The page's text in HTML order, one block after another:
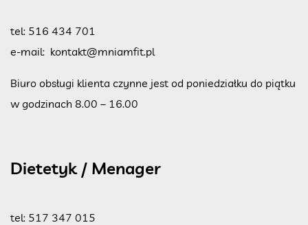
tel: 516 434 701
e-mail: kontakt@mniamfit.pl
Biuro obsługi klienta czynne jest od poniedziałku do piątku
w godzinach 8.00 – 16.00
Dietetyk / Menager
tel: 517 347 015